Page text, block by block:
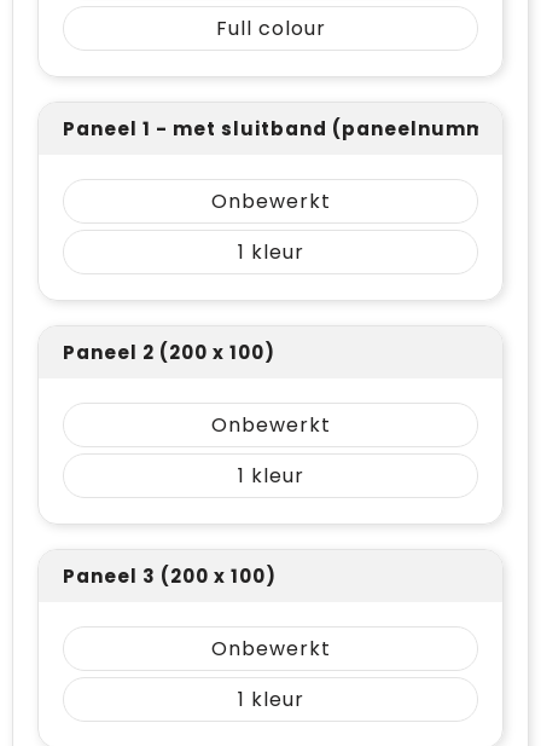
Full colour
Paneel 1 - met sluitband
Onbewerkt
1
Paneel 2 (200 x 100)
Onbewerkt
1
Paneel 3 (200 x 100)
Onbewerkt
1